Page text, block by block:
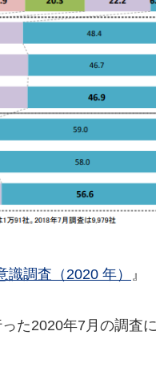
調査（2020 年） 』
た2020年7月の調査